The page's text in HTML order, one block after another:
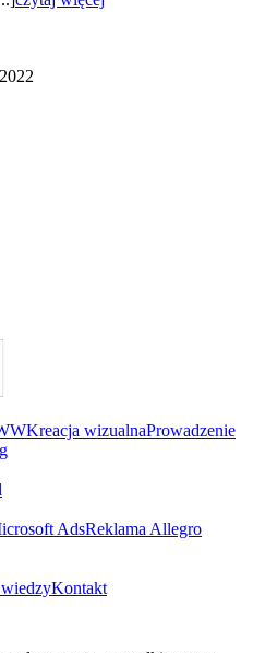
Kreacja wizualnaProwadzenie
AdsReklama Allegro
Kontakt